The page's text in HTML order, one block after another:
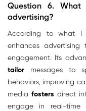
Question 6.
advertising?
According to what I
enhances
engagement. Its
tailor messages to
behaviors, improving
mediafosters direct
engage in real-time